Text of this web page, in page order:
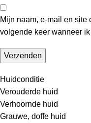
Mijn naam, e-mail en
volgende keer wanneer
Huidconditie
Verouderde huid
Verhoornde huid
Grauwe, doffe huid